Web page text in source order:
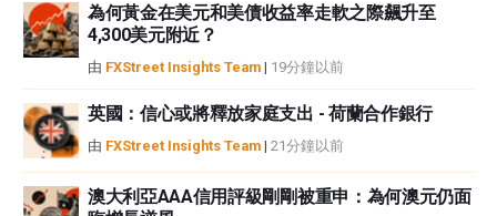
為何黃金在美元和美債收益率走軟之際飆升至
4,300美元附近？
由 FXStreet Insights Team | 19分鐘以前
英國：信心或將釋放家庭支出 - 荷蘭合作銀行
由 FXStreet Insights Team | 21分鐘以前
澳大利亞AAA信用評級剛剛被重申：為何澳元仍面